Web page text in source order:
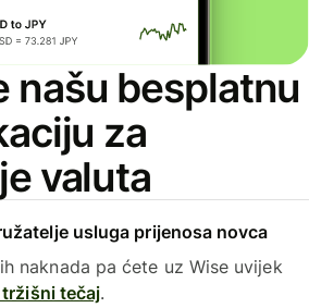
našu besplatnu
za
valuta
usluga prijenosa novca
naknada pa ćete uz Wise uvijek
tečaj.